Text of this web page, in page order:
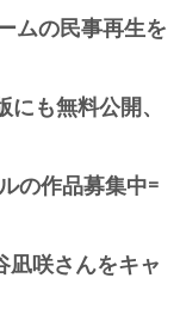
ムの民事再生を
も無料公開、
の作品募集中=
凪咲さんをキャ